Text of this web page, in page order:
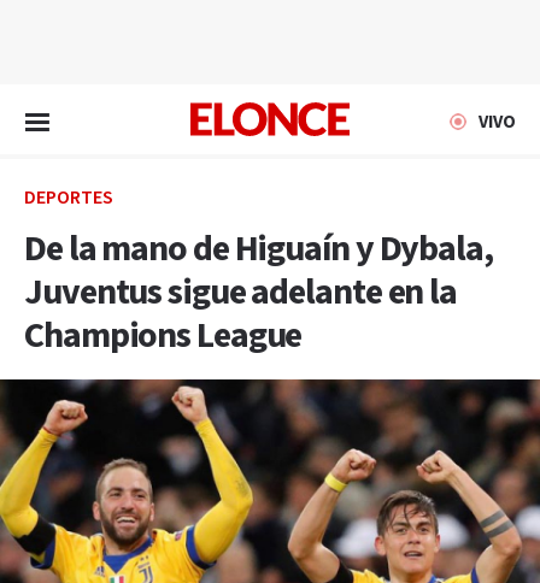
VIVO
DEPORTES
De la mano de Higuaín y Dybala,
Juventus sigue adelante en la
Champions League